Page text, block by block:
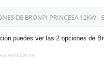
DE BRONPI PRINCESA 12KW -
puedes ver las 2 opciones de
PRINCESA-MF)